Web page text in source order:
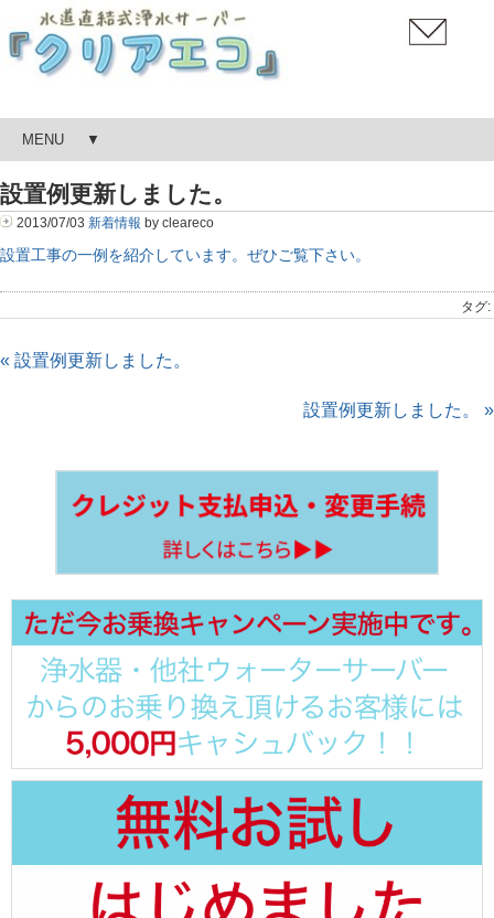
MENU
設置例更新しました。
2013/07/03 新着情報 by cleareco
設置工事の一例を紹介しています。ぜひご覧下さい。
タグ:
« 設置例更新しました。
設置例更新しました。 »